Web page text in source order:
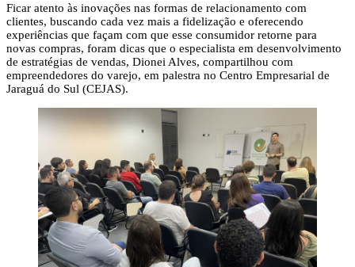
Ficar atento às inovações nas formas de relacionamento com
clientes, buscando cada vez mais a fidelização e oferecendo
experiências que façam com que esse consumidor retorne para
novas compras, foram dicas que o especialista em desenvolvimento
de estratégias de vendas, Dionei Alves, compartilhou com
empreendedores do varejo, em palestra no Centro Empresarial de
Jaraguá do Sul (CEJAS).